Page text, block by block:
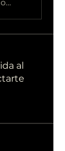
al